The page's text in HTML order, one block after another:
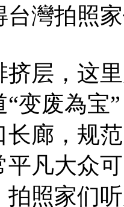
台灣拍照
挤层，这
“变废為宝
长廊，规
平凡大众
拍照家们